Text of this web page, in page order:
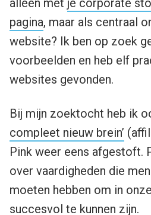
alleen met je corporate
pagina, maar als centraal
website? Ik ben op zoek
voorbeelden en heb elf
websites gevonden.
Bij mijn zoektocht heb ik
compleet nieuw brein’
Pink weer eens afgestoft.
over vaardigheden die
moeten hebben om in
succesvol te kunnen zijn.